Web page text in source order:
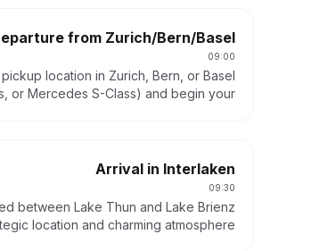
from Zurich/Bern/Basel
09:00
location in Zurich, Bern, or Basel.
or Mercedes S-Class) and begin your
Arrival in Interlaken
09:30
between Lake Thun and Lake Brienz.
location and charming atmosphere.